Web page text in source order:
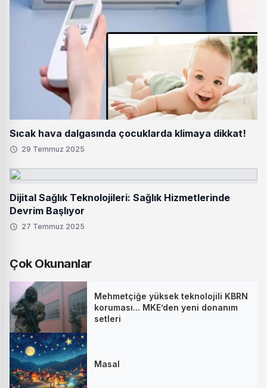
Sıcak hava dalgasında çocuklarda klimaya dikkat!
29 Temmuz 2025
Dijital Sağlık Teknolojileri: Sağlık Hizmetlerinde
Devrim Başlıyor
27 Temmuz 2025
Çok Okunanlar
Mehmetçiğe yüksek teknolojili KBRN
koruması... MKE’den yeni donanım
setleri
Masal